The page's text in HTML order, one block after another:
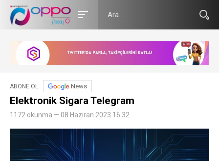
ABONE OL News
Elektronik Sigara Telegram
1172 okunma — 08 Haziran 2023 16:32